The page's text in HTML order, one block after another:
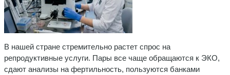
В нашей стране стремительно растет спрос на
репродуктивные услуги. Пары все чаще обращаются к ЭКО,
сдают анализы на фертильность, пользуются банками